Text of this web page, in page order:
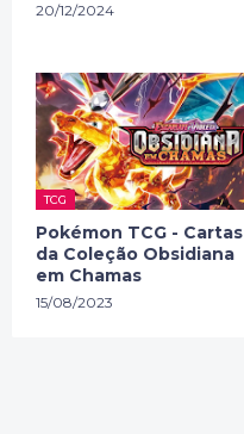
20/12/2024
TCG
Pokémon TCG - Cartas
da Coleção Obsidiana
em Chamas
15/08/2023